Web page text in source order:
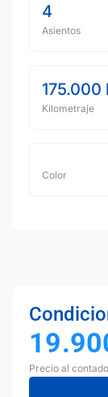
4
Asientos
175.000
Kilometraje
Color
Precio al contado